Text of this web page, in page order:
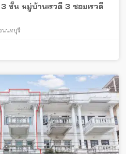
ชั้น หมู่บ้านเรวดี 3 ซอยเรวดี
นนทบุรี